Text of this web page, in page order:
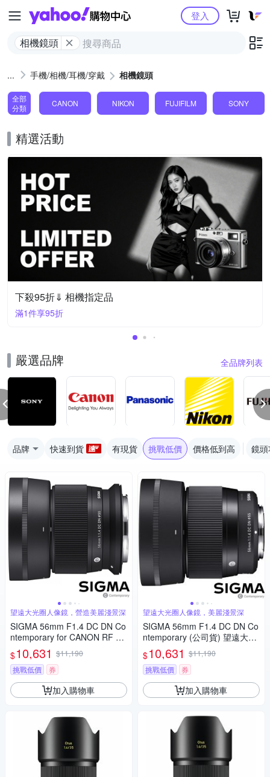
Yahoo購物中心
相機鏡頭
登入
手機/相機/耳機/穿戴 相機鏡頭
全部
分類
CANON NIKON FUJIFILM SONY
精選活動
下殺95折⇓ 相機指定品
滿1件享95折
嚴選品牌 全品牌列表
品牌 快速到貨 有現貨 挑戰低價 價格低到高 鏡
望遠大光圈人像鏡，營造美麗淺景深
SIGMA 56mm F1.4 DC DN Co
ntemporary for CANON RF 接
環 (公司貨) 望遠大光圈定焦鏡
人像鏡 APS-C 無反微單眼專用
鏡頭
$10,631 $11,190
挑戰低價
券
加入購物車
望遠大光圈人像鏡，美麗淺景深
SIGMA 56mm F1.4 DC DN Co
ntemporary (公司貨) 望遠大光
圈定焦鏡頭 人像鏡 APS-C 無反
微單眼專用鏡頭
$10,631 $11,190
挑戰低價
券
加入購物車